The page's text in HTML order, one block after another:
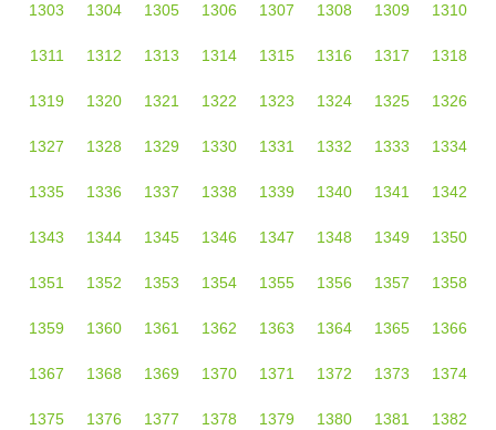
1303 1304 1305 1306 1307 1308 1309 1310
1311 1312 1313 1314 1315 1316 1317 1318
1319 1320 1321 1322 1323 1324 1325 1326
1327 1328 1329 1330 1331 1332 1333 1334
1335 1336 1337 1338 1339 1340 1341 1342
1343 1344 1345 1346 1347 1348 1349 1350
1351 1352 1353 1354 1355 1356 1357 1358
1359 1360 1361 1362 1363 1364 1365 1366
1367 1368 1369 1370 1371 1372 1373 1374
1375 1376 1377 1378 1379 1380 1381 1382